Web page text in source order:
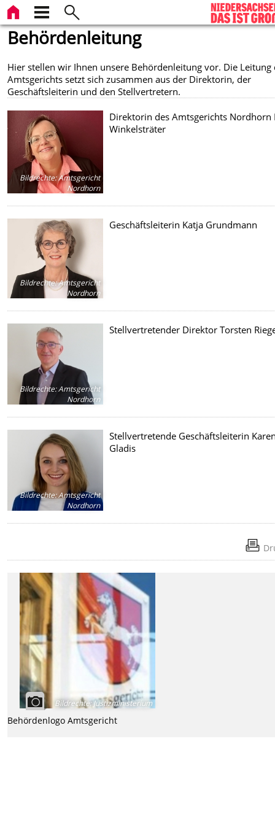
Behördenleitung
Hier stellen wir Ihnen unsere Behördenleitung vor. Die Leitung
Amtsgerichts setzt sich zusammen aus der Direktorin, der
Geschäftsleiterin und den Stellvertretern.
Bildrechte:Amtsgericht
Nordhorn
Direktorin des Amtsgerichts Nordhorn
Winkelsträter
Bildrechte:Amtsgericht
Nordhorn
Geschäftsleiterin Katja Grundmann
Bildrechte:Amtsgericht
Nordhorn
Stellvertretender Direktor Torsten
Bildrechte:Amtsgericht
Nordhorn
Stellvertretende Geschäftsleiterin
Gladis
Bildrechte:Justizministerium
Behördenlogo Amtsgericht